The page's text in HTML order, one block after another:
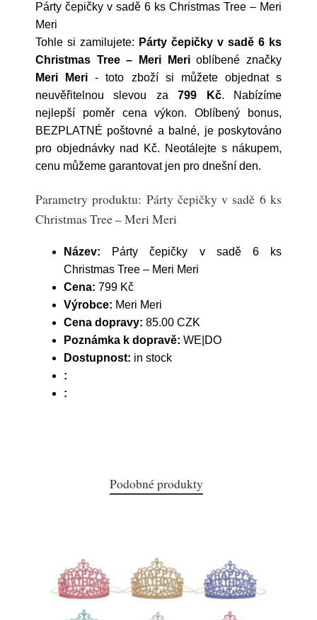
Párty čepičky v sadě 6 ks Christmas Tree – Meri
Meri
Tohle si zamilujete: Párty čepičky v sadě 6 ks
Christmas Tree – Meri Merioblíbené značky
Meri Meri - toto zboží si můžete objednat s
neuvěřitelnou slevou za799 Kč. Nabízíme
nejlepší poměr cena výkon. Oblíbený bonus,
BEZPLATNÉ poštovné a balné, je poskytováno
pro objednávky nad Kč. Neotálejte s nákupem,
cenu můžeme garantovat jen pro dnešní den.
Parametry produktu: Párty čepičky v sadě 6 ks
Christmas Tree – Meri Meri
Název: Párty čepičky v sadě 6 ks
Christmas Tree – Meri Meri
Cena: 799 Kč
Výrobce: Meri Meri
Cena dopravy: 85.00 CZK
Poznámka k dopravě: WE|DO
Dostupnost: in stock
:
:
Podobné produkty